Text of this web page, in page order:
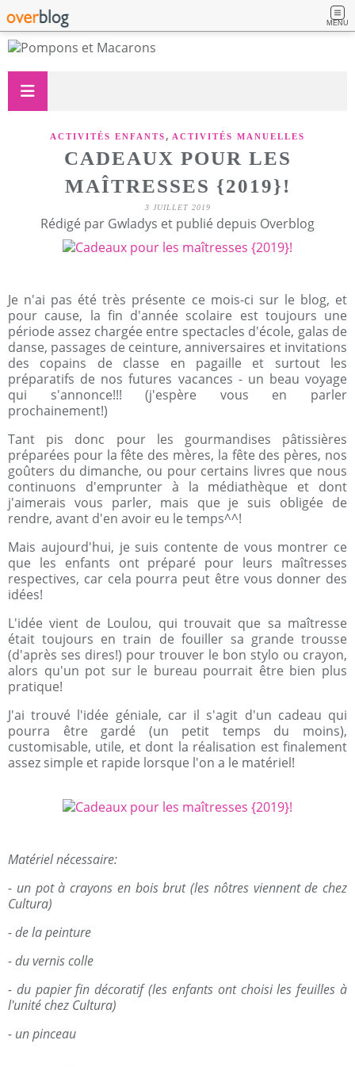
MENU
ACTIVITÉS ENFANTS , ACTIVITÉS MANUELLES
CADEAUX POUR LES
MAÎTRESSES {2019}!
3 JUILLET 2019
Rédigé par Gwladys et publié depuis Overblog
Je n'ai pas été très présente ce mois-ci sur le blog, et
pour cause, la fin d'année scolaire est toujours une
période assez chargée entre spectacles d'école, galas de
danse, passages de ceinture, anniversaires et invitations
des copains de classe en pagaille et surtout les
préparatifs de nos futures vacances - un beau voyage
qui s'annonce!!! (j'espère vous en parler
prochainement!)
Tant pis donc pour les gourmandises pâtissières
préparées pour la fête des mères, la fête des pères, nos
goûters du dimanche, ou pour certains livres que nous
continuons d'emprunter à la médiathèque et dont
j'aimerais vous parler, mais que je suis obligée de
rendre, avant d'en avoir eu le temps^^!
Mais aujourd'hui, je suis contente de vous montrer ce
que les enfants ont préparé pour leurs maîtresses
respectives, car cela pourra peut être vous donner des
idées!
L'idée vient de Loulou, qui trouvait que sa maîtresse
était toujours en train de fouiller sa grande trousse
(d'après ses dires!) pour trouver le bon stylo ou crayon,
alors qu'un pot sur le bureau pourrait être bien plus
pratique!
J'ai trouvé l'idée géniale, car il s'agit d'un cadeau qui
pourra être gardé (un petit temps du moins),
customisable, utile, et dont la réalisation est finalement
assez simple et rapide lorsque l'on a le matériel!
Matériel nécessaire:
- un pot à crayons en bois brut (les nôtres viennent de chez
Cultura)
- de la peinture
- du vernis colle
- du papier fin décoratif (les enfants ont choisi les feuilles à
l'unité chez Cultura)
- un pinceau